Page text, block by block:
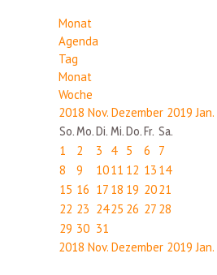
Monat
Agenda
Tag
Monat
Woche
2018 Nov. Dezember 2019 Jan.
So.Mo.Di. Mi.Do.Fr. Sa.
1 2 3 4 5 6
7
8
9 1011 12 13 14
15 16 17 18 19 2021
22 23 2425 26 27 28
29 30 31
2018 Nov. Dezember 2019 Jan.